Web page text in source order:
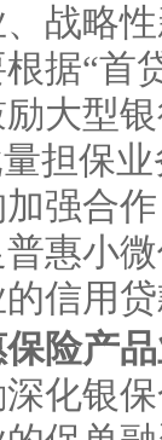
战略
据“首
大型
担保
强合
惠小
信用
险产
化银